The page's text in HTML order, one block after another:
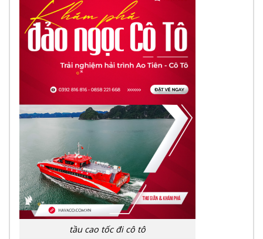
tầu cao tốc đi cô tô